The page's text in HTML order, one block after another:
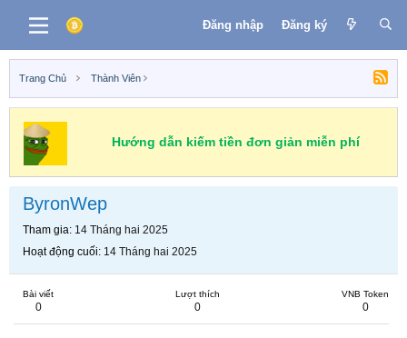
Đăng nhập Đăng ký
Trang Chủ Thành Viên
Hướng dẫn kiếm tiền đơn giản miễn phí
ByronWep
Tham gia 14 Tháng hai 2025
Hoạt động cuối 14 Tháng hai 2025
Bài viết
0
Lượt thích
0
VNB Token
0